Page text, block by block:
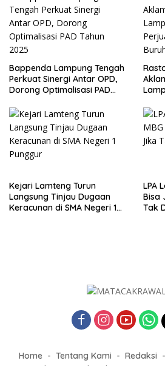
Bappenda Lampung Tengah
Perkuat Sinergi Antar OPD,
Dorong Optimalisasi PAD
Kejari Lamteng Turun
Langsung Tinjau Dugaan
Keracunan di SMA Negeri 1
LPA
Bisa
Tak
Home Tentang Kami Redaksi